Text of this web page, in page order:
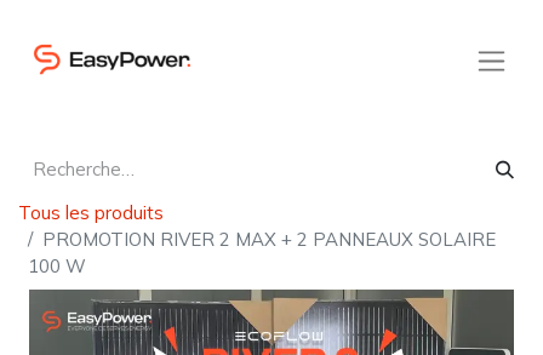
Tous les produits
PROMOTION RIVER 2 MAX + 2 PANNEAUX SOLAIRE
100 W